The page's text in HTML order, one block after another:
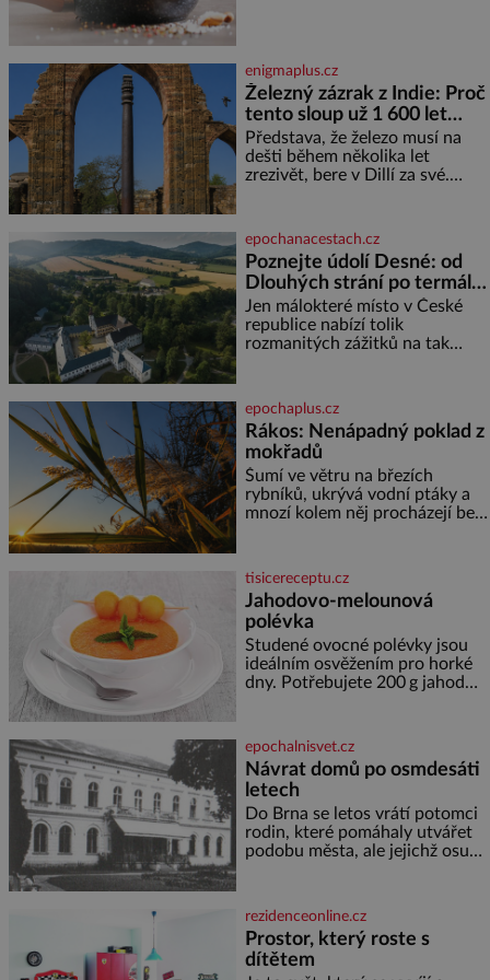
ani ne třetinovém množství, než
je pro většinu populace běžné.
Její základní složky– sodík a
chlór – jsou zásadní pro
správné hospodaření
enigmaplus.cz
Železný zázrak z Indie: Proč
tento sloup už 1 600 let
nezná rez?
Představa, že železo musí na
dešti během několika let
zrezivět, bere v Dillí za své.
železný sloup, který už přibližně
1 600 let odolává počasí
epochanacestach.cz
Poznejte údolí Desné: od
Dlouhých strání po termální
prameny
Jen málokteré místo v České
republice nabízí tolik
rozmanitých zážitků na tak
jediného dne můžete
nahlédnout do útrob jedné z
nejvýznamnějších vodních
elektráren v Evropě, vydat se na
horské hřebeny, projet se na
koloběžce a den zakončit
poznáváním památek ve
epochaplus.cz
Rákos: Nenápadný poklad z
mokřadů
Šumí ve větru na březích
rybníků, ukrývá vodní ptáky a
mnozí kolem něj procházejí bez
lodě, zapisovat první texty a
inspiroval řadu pověstí. Tato
skromná, ale užitečná rostlina
provází člověka už tisíce let.
Většina lidí vnímá rákos jen jako
obyčejnou kulisu letního
koupání. Stačí se však podívat
tisicereceptu.cz
Jahodovo-melounová
polévka
Studené ovocné polévky jsou
ideálním osvěžením pro horké
dny. Potřebujete 200 g jahod
cukru krystal 1 lžíci medu 200 g
zakysané sm
epochalnisvet.cz
Návrat domů po osmdesáti
letech
Do Brna se letos vrátí potomci
rodin, které pomáhaly utvářet
podobu města, ale jejichž osudy
Placzek, Löw-Beer, Fuhrmann,
Kohn a Stiassni se stanou
jednou z hlavních
dramaturgických linií festivalu
rezidenceonline.cz
Prostor, který roste s
dítětem